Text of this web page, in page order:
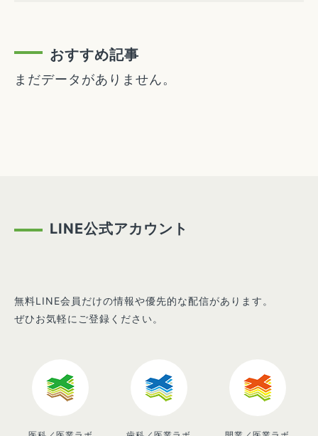
おすすめ記事
まだデータがありません。
LINE公式アカウント
無料LINE会員だけの情報や優先的な配信があります。
ぜひお気軽にご登録ください。